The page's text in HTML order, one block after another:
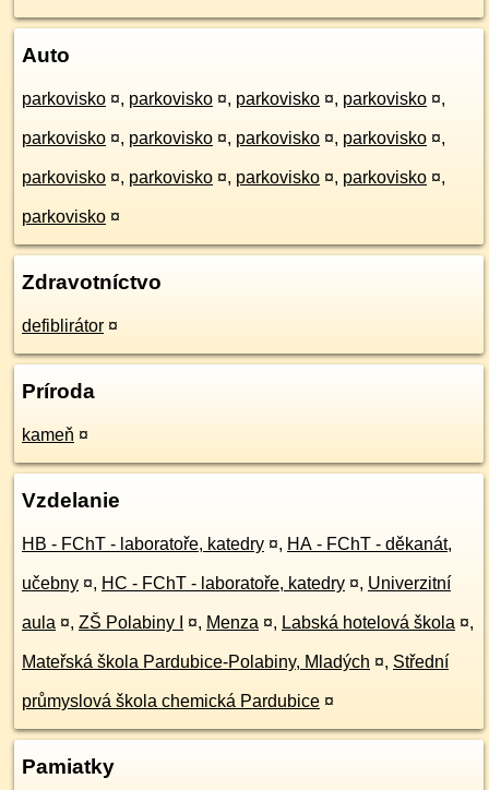
Auto
parkovisko ¤, parkovisko ¤, parkovisko ¤, parkovisko ¤,
parkovisko ¤, parkovisko ¤, parkovisko ¤, parkovisko ¤,
parkovisko ¤, parkovisko ¤, parkovisko ¤, parkovisko ¤,
parkovisko ¤
Zdravotníctvo
defiblirátor ¤
Príroda
kameň ¤
Vzdelanie
HB - FChT - laboratoře, katedry ¤, HA - FChT - děkanát,
učebny ¤, HC - FChT - laboratoře, katedry ¤, Univerzitní
aula ¤, ZŠ Polabiny I ¤, Menza ¤, Labská hotelová škola ¤,
Mateřská škola Pardubice-Polabiny, Mladých ¤, Střední
průmyslová škola chemická Pardubice ¤
Pamiatky